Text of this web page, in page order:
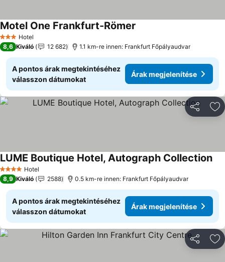
3 Kategória
Hotel
Motel One Frankfurt-Römer
8,6 Kiváló 12 682 1.1 km-re innen: Frankfurt Főpályaudvar
A pontos árak megtekintéséhez
válasszon dátumokat
Árak megjelenítése
4 KategóriaHotel
LUME Boutique Hotel, Autograph Collection
8,9 Kiváló 2588 0.5 km-re innen: Frankfurt Főpályaudvar
A pontos árak megtekintéséhez
válasszon dátumokat
Árak megjelenítése